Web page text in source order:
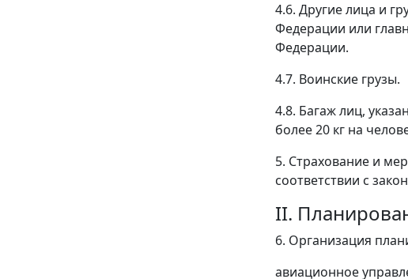
4.6. Другие лица и
Федерации или
Федерации.
4.7. Воинские грузы.
4.8. Багаж лиц,
более 20 кг на
5. Страхование и
соответствии с
II.
6. Организация
авиационное